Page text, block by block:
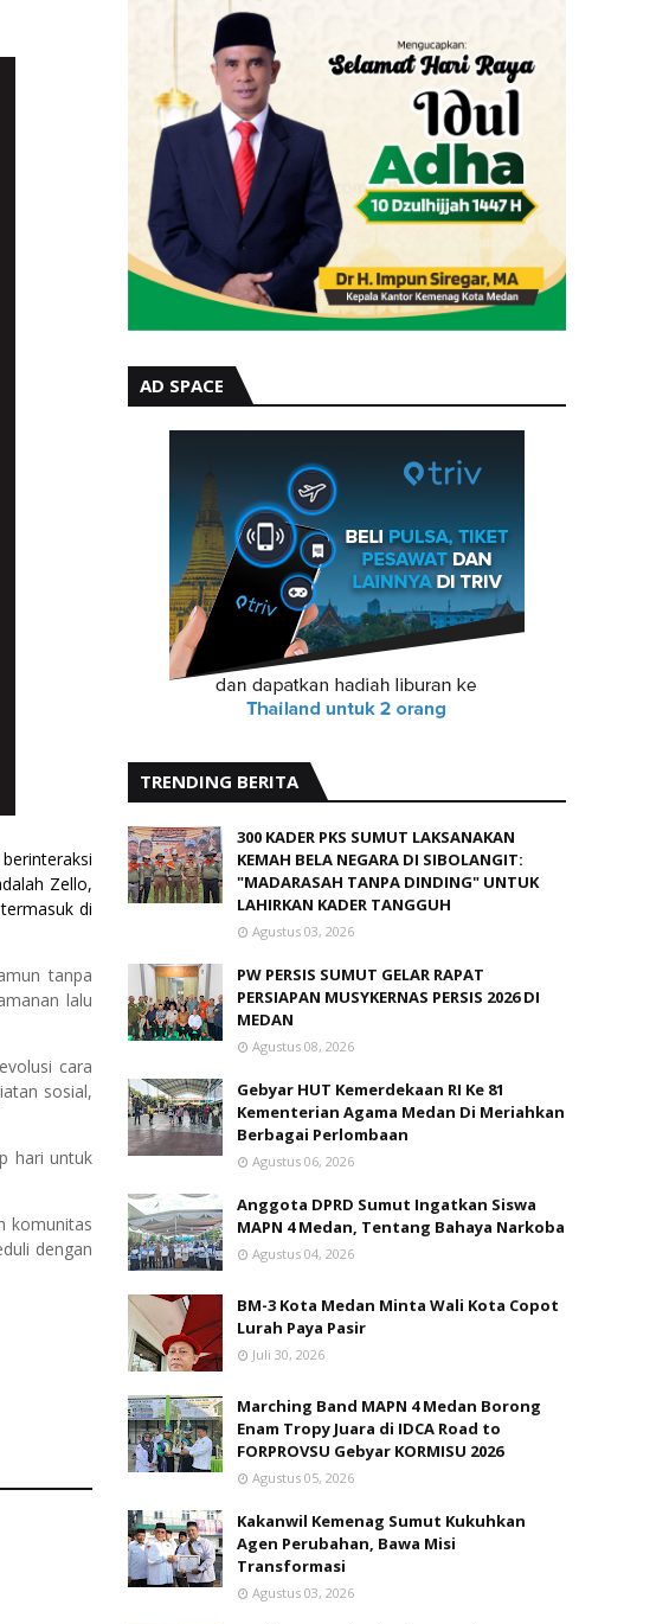
Zello,
di
tanpa
lalu
cara
sosial,
hari untuk
komunitas
dengan
AD SPACE
TRENDING BERITA
300 KADER PKS SUMUT LAKSANAKAN
KEMAH BELA NEGARA DI SIBOLANGIT:
"MADARASAH TANPA DINDING" UNTUK
LAHIRKAN KADER TANGGUH
Agustus 03, 2026
PW PERSIS SUMUT GELAR RAPAT
PERSIAPAN MUSYKERNAS PERSIS 2026 DI
MEDAN
Agustus 08, 2026
Gebyar HUT Kemerdekaan RI Ke 81
Kementerian Agama Medan Di Meriahkan
Berbagai Perlombaan
Agustus 06, 2026
Anggota DPRD Sumut Ingatkan Siswa
MAPN 4 Medan, Tentang Bahaya Narkoba
Agustus 04, 2026
BM-3 Kota Medan Minta Wali Kota Copot
Lurah Paya Pasir
Juli 30, 2026
Marching Band MAPN 4 Medan Borong
Enam Tropy Juara di IDCA Road to
FORPROVSU Gebyar KORMISU 2026
Agustus 05, 2026
Kakanwil Kemenag Sumut Kukuhkan
Agen Perubahan, Bawa Misi
Transformasi
Agustus 03, 2026